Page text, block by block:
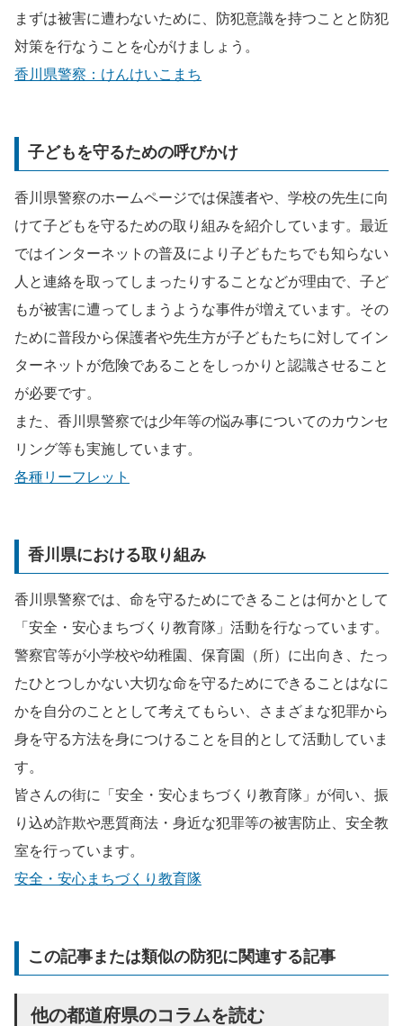
まずは被害に遭わないために、防犯意識を持つことと防犯
対策を行なうことを心がけましょう。
香川県警察：けんけいこまち
子どもを守るための呼びかけ
香川県警察のホームページでは保護者や、学校の先生に向
けて子どもを守るための取り組みを紹介しています。最近
ではインターネットの普及により子どもたちでも知らない
人と連絡を取ってしまったりすることなどが理由で、子ど
もが被害に遭ってしまうような事件が増えています。その
ために普段から保護者や先生方が子どもたちに対してイン
ターネットが危険であることをしっかりと認識させること
が必要です。
また、香川県警察では少年等の悩み事についてのカウンセ
リング等も実施しています。
各種リーフレット
香川県における取り組み
香川県警察では、命を守るためにできることは何かとして
「安全・安心まちづくり教育隊」活動を行なっています。
警察官等が小学校や幼稚園、保育園（所）に出向き、たっ
たひとつしかない大切な命を守るためにできることはなに
かを自分のこととして考えてもらい、さまざまな犯罪から
身を守る方法を身につけることを目的として活動していま
す。
皆さんの街に「安全・安心まちづくり教育隊」が伺い、振
り込め詐欺や悪質商法・身近な犯罪等の被害防止、安全教
室を行っています。
安全・安心まちづくり教育隊
この記事または類似の防犯に関連する記事
他の都道府県のコラムを読む